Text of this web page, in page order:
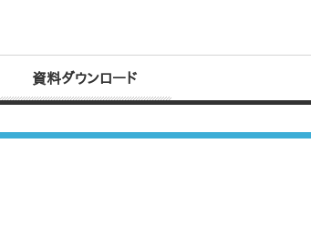
資料ダウンロード